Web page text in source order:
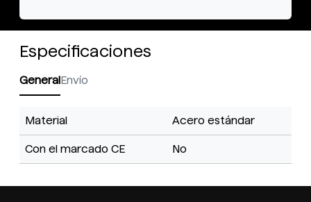
Especificaciones
GeneralEnvío
Material Acero estándar
Con el marcado CE No